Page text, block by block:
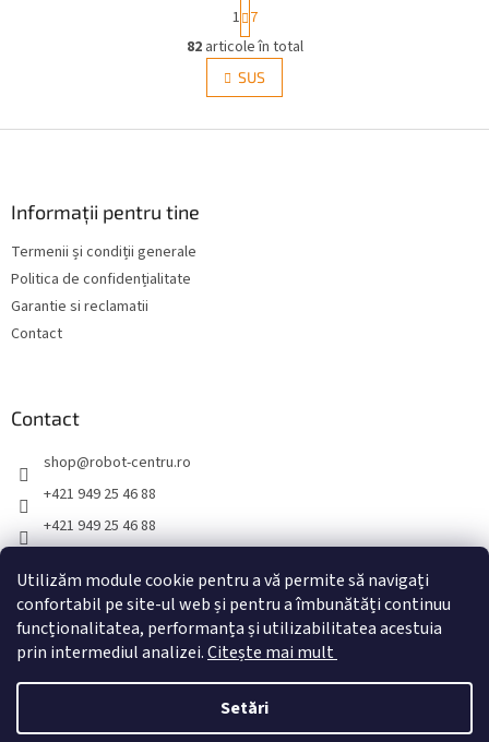
Utilizăm module cookie pentru a vă permite să navigați
confortabil pe site-ul web și pentru a îmbunătăți continuu
funcționalitatea, performanța și utilizabilitatea acestuia
prin intermediul analizei.Citește mai mult
Setări
C
o
n
t
P
a
g
i
n
a
e
1 7
82articole în total
SUS
Informații pentru tine
Termenii și condiții generale
Politica de confidențialitate
Garantie si reclamatii
Contact
Contact
shop@robot-centru.ro
+421 949 25 46 88
+421 949 25 46 88
toprobot.sk